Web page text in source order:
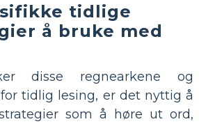
tidlige
å bruke med
disse regnearkene og
tidlig lesing, er det nyttig å
som å høre ut ord,